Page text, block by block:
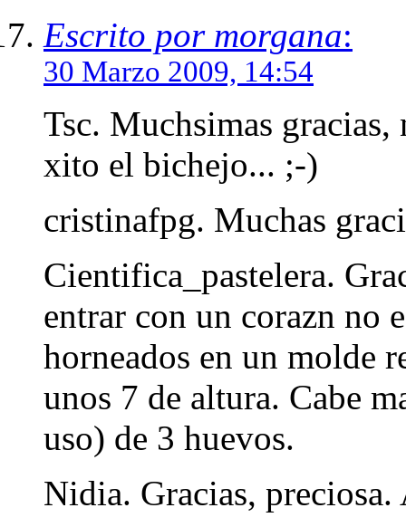
Escrito por morgana:
30 Marzo 2009, 14:54
Tsc. Muchsimas gracias,
xito el bichejo... ;-)
cristinafpg. Muchas
Cientifica_pastelera.
entrar con un corazn no
horneados en un molde
unos 7 de altura. Cabe
uso) de 3 huevos.
Nidia. Gracias, preciosa.